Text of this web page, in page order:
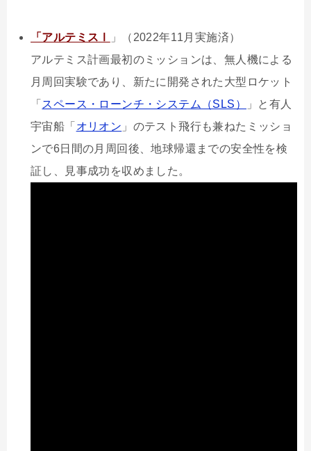
「アルテミスⅠ
」（2022年11月実施済）
アルテミス計画最初のミッションは、無人機による
月周回実験であり、新たに開発された大型ロケット
「 スペース・ローンチ・システム（SLS）
」と有人
宇宙船「 オリオン 」のテスト飛行も兼ねたミッショ
ンで6日間の月周回後、地球帰還までの安全性を検
証し、見事成功を収めました。